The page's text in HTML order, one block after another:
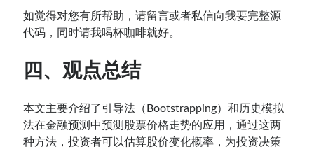
如觉得对您有所帮助，请留言或者私信向我要完整源
代码，同时请我喝杯咖啡就好。
四、观点总结
本文主要介绍了引导法（Bootstrapping）和历史模拟
法在金融预测中预测股票价格走势的应用，通过这两
种方法，投资者可以估算股价变化概率，为投资决策